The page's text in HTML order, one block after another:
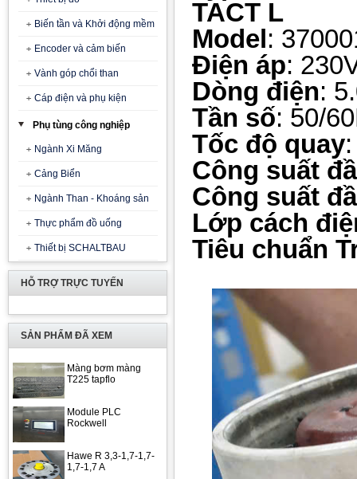
Biến tần và Khởi động mềm
Encoder và cảm biến
Vành góp chổi than
Cáp điện và phụ kiện
Phụ tùng công nghiệp
Ngành Xi Măng
Cảng Biển
Ngành Than - Khoáng sản
Thực phẩm đồ uống
Thiết bị SCHALTBAU
HỖ TRỢ TRỰC TUYẾN
SẢN PHẨM ĐÃ XEM
Màng bơm màng
T225 tapflo
Module PLC
Rockwell
Hawe R 3,3-1,7-1,7-
1,7-1,7 A
TACT L
Model:
Điện áp:
Dòng điện:
Tần số: 50/
Tốc độ quay
Công suất
Công suất
Lớp cách
Tiêu chuẩn